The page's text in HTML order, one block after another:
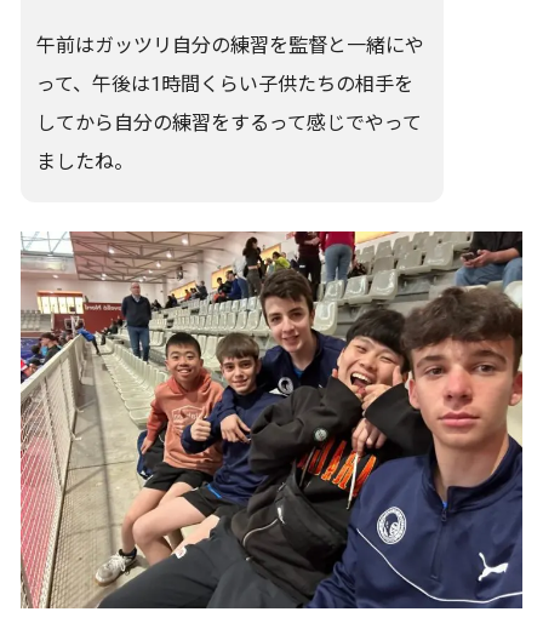
午前はガッツリ自分の練習を監督と一緒にや
って、午後は1時間くらい子供たちの相手を
してから自分の練習をするって感じでやって
ましたね。